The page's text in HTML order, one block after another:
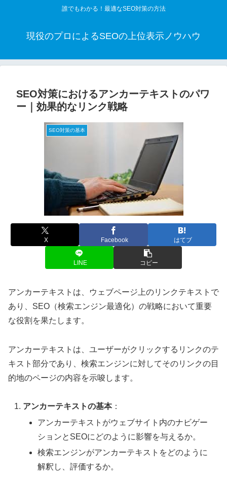
誰でもわかる！最適なSEO対策の方法
現役のプロによるSEOの上位表示ノウハウ
SEO対策におけるアンカーテキストのパワ
ー｜効果的なリンク戦略
SEO対策の基本
X Facebook はてブ
LINE コピー
アンカーテキストは、ウェブページ上のリンクテキストで
あり、SEO（検索エンジン最適化）の戦略において重要
な役割を果たします。
アンカーテキストは、ユーザーがクリックするリンクのテ
キスト部分であり、検索エンジンに対してそのリンクの目
的地のページの内容を示唆します。
アンカーテキストの基本：
アンカーテキストがウェブサイト内のナビゲー
ションとSEOにどのように影響を与えるか。
検索エンジンがアンカーテキストをどのように
解釈し、評価するか。